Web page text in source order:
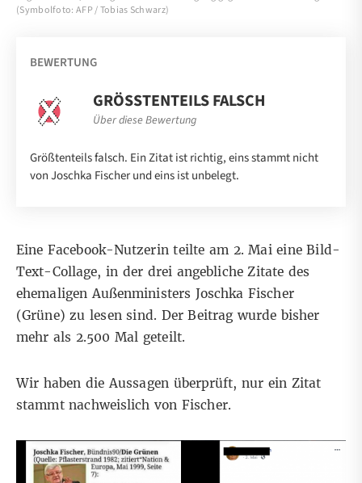
(Symbolfoto: AFP / Tobias Schwarz)
BEWERTUNG
GRÖSSTENTEILS FALSCH
Über diese Bewertung
Größtenteils falsch. Ein Zitat ist richtig, eins stammt nicht
von Joschka Fischer und eins ist unbelegt.
Eine Facebook-Nutzerin teilte am 2. Mai eineBild-
Text-Collage, in der drei angebliche Zitate des
ehemaligen Außenministers Joschka Fischer
(Grüne) zu lesen sind. Der Beitrag wurde bisher
mehr als 2.500 Mal geteilt.
Wir haben die Aussagen überprüft, nur ein Zitat
stammt nachweislich von Fischer.